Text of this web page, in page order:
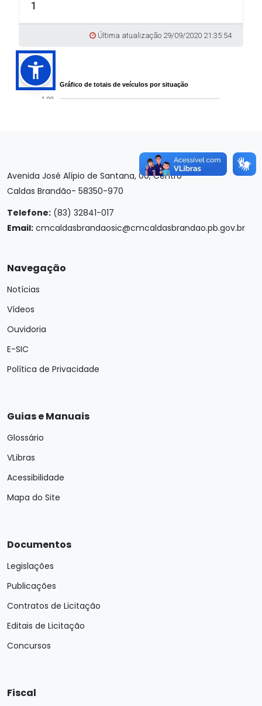
Avenida José Alípio de Santana, 00, Centro
Caldas Brandão- 58350-970
Telefone: (83) 32841-017
Email: cmcaldasbrandaosic@cmcaldasbrandao.pb.gov.br
Navegação
Notícias
Vídeos
Ouvidoria
E-SIC
Política de Privacidade
Guias e Manuais
Glossário
VLibras
Acessibilidade
Mapa do Site
Documentos
Legislações
Publicações
Contratos de Licitação
Editais de Licitação
Concursos
Fiscal